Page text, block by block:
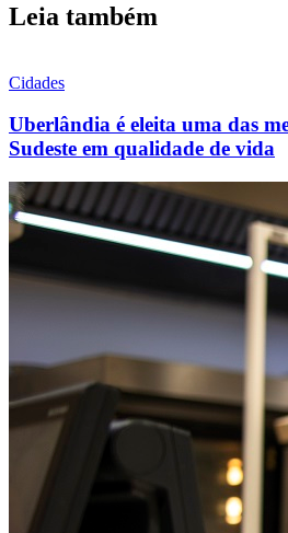
Leia também
Cidades
Uberlândia é eleita uma das
Sudeste em qualidade de vida